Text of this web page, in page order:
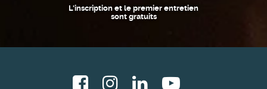
L'inscription et le premier entretien
sont gratuits